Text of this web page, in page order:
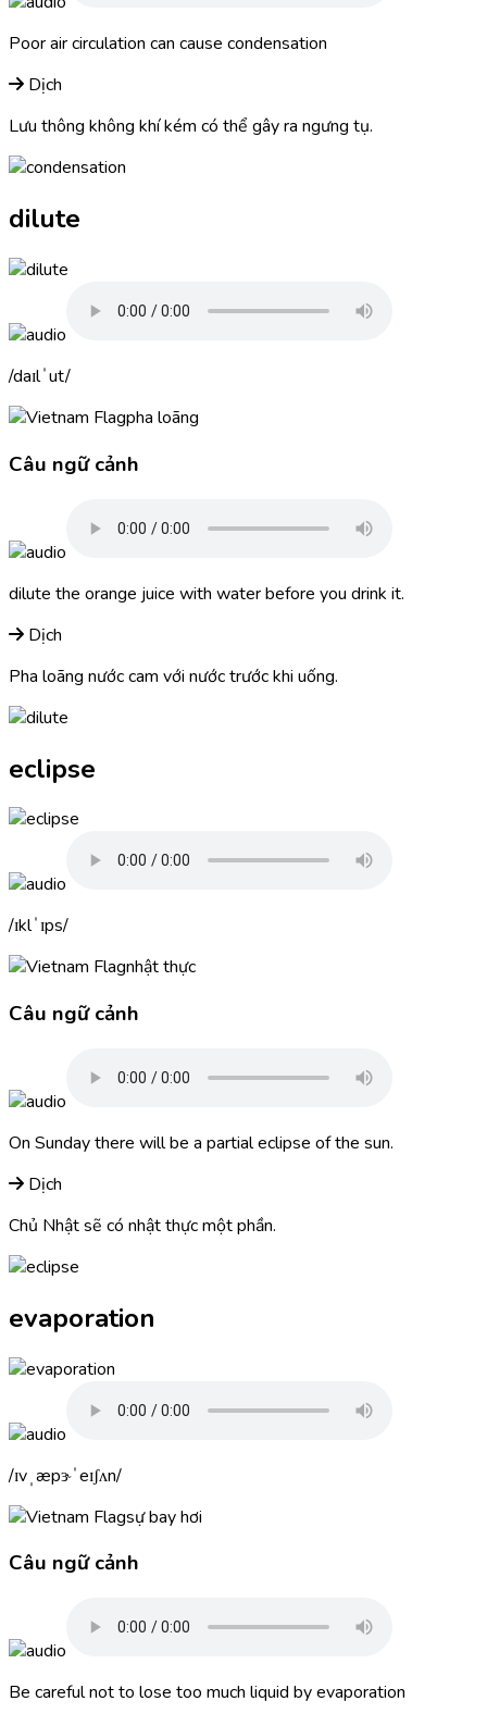
Poor air circulation can cause condensation
Dịch
Lưu thông không khí kém có thể gây ra ngưng tụ.
dilute
daɪlˈut
pha loãng
Câu ngữ cảnh
dilute the orange juice with water before you drink it.
Dịch
Pha loãng nước cam với nước trước khi uống.
eclipse
ɪklˈɪps
nhật thực
Câu ngữ cảnh
On Sunday there will be a partialeclipse of the sun.
Dịch
Chủ Nhật sẽ có nhật thực một phần.
evaporation
ɪvˌæpɝˈeɪʃʌn
sự bay hơi
Câu ngữ cảnh
Be careful not to lose too much liquid byevaporation